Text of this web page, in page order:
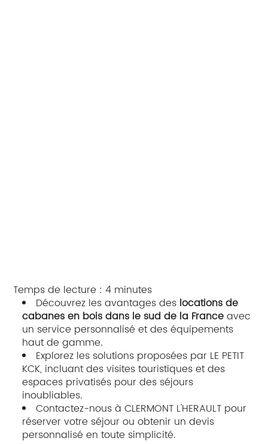
Temps de lecture : 4 minutes
Découvrez les avantages des locations de
cabanes en bois dans le sud de la Franceavec
un service personnalisé et des équipements
haut de gamme.
Explorez les solutions proposées par LE PETIT
KCK, incluant des visites touristiques et des
espaces privatisés pour des séjours
inoubliables.
Contactez-nous à CLERMONT L'HERAULT pour
réserver votre séjour ou obtenir un devis
personnalisé en toute simplicité.